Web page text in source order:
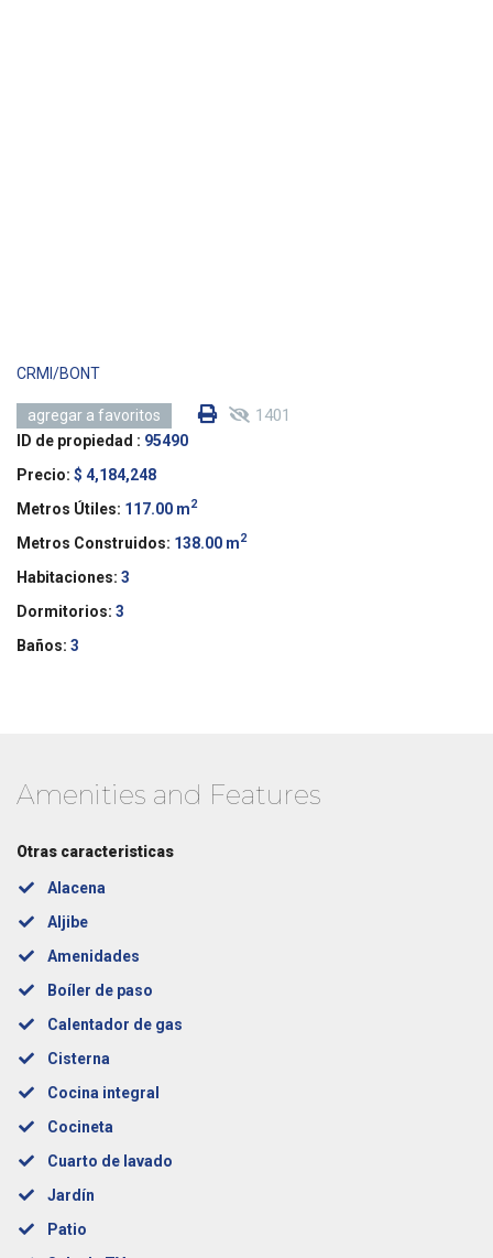
CRMI/BONT
agregar a favoritos 1401
ID de propiedad : 95490
Precio: $ 4,184,248
Metros Útiles: 117.00 m2
Metros Construidos: 138.00 m2
Habitaciones: 3
Dormitorios: 3
Baños: 3
Amenities and Features
Otras caracteristicas
Alacena
Aljibe
Amenidades
Boíler de paso
Calentador de gas
Cisterna
Cocina integral
Cocineta
Cuarto de lavado
Jardín
Patio